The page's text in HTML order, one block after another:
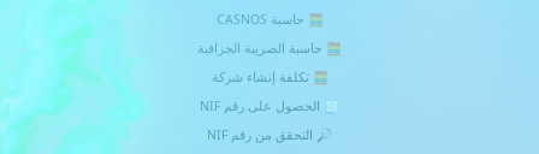
🧮 حاسبة CASNOS
🧮 حاسبة الضريبة الجزافية
🧮 تكلفة إنشاء شركة
🧾 الحصول على رقم NIF
🔎 التحقق من رقم NIF